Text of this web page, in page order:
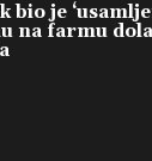
bio je
na farmu